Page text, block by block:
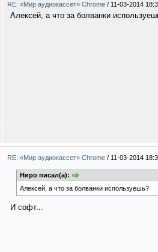
RE: «Мир аудиокассет» Chrome / 11-03-2014
Алексей, а что за болванки
RE: «Мир аудиокассет» Chrome / 11-03-2014
Ниро писал(а):
Алексей, а что за болванки используешь?
И софт...